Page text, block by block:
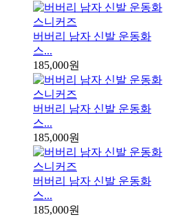
버버리 남자 신발 운동화
스...
185,000원
버버리 남자 신발 운동화
스...
185,000원
버버리 남자 신발 운동화
스...
185,000원